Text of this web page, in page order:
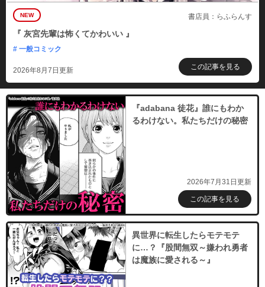
NEW 書店員：らふらんす
『 灰宮先輩は怖くてかわいい 』
# 一般コミック
2026年8月7日更新 この記事を見る
『adabana 徒花』誰にもわか
るわけない。私たちだけの秘密
2026年7月31日更新
この記事を見る
異世界に転生したらモテモテ
に…？『股間無双～嫌われ勇者
は魔族に愛される～』